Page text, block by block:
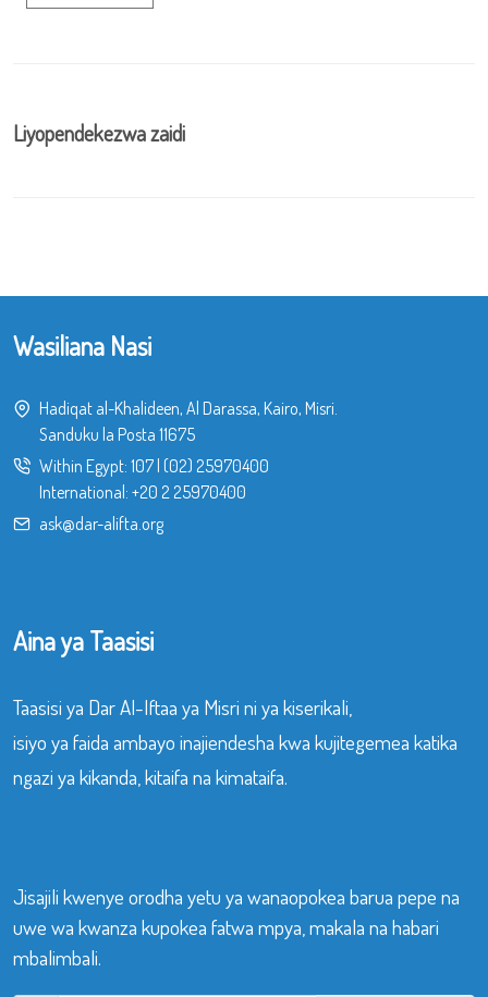
Liyopendekezwa zaidi
Wasiliana Nasi
Hadiqat al-Khalideen, Al Darassa, Kairo, Misri.
Sanduku la Posta 11675
Within Egypt: 107| (02) 25970400
International: +20 2 25970400
ask@dar-alifta.org
Aina ya Taasisi
Taasisi ya Dar Al-Iftaa ya Misri ni ya kiserikali,
isiyo ya faida ambayo inajiendesha kwa kujitegemea katika
ngazi ya kikanda, kitaifa na kimataifa.
Jisajili kwenye orodha yetu ya wanaopokea barua pepe na
uwe wa kwanza kupokea fatwa mpya, makala na habari
mbalimbali.